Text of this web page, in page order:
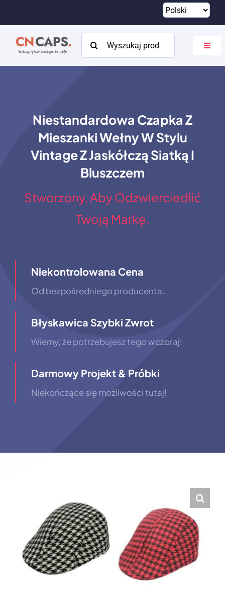
treści
Szukaj:
Katalog
Kontakt
Niestandardowa Czapka Z
Mieszanki Wełny W Stylu
Vintage Z Jaskółczą Siatką I
Bluszczem
Stworzony, Aby Odzwierciedlić
Twoją Markę.
Niekontrolowana Cena
Od bezpośredniego producenta.
Błyskawica Szybki Zwrot
Wiemy, że potrzebujesz tego wczoraj!
Darmowy Projekt & Próbki
Niekończące się możliwości tutaj!